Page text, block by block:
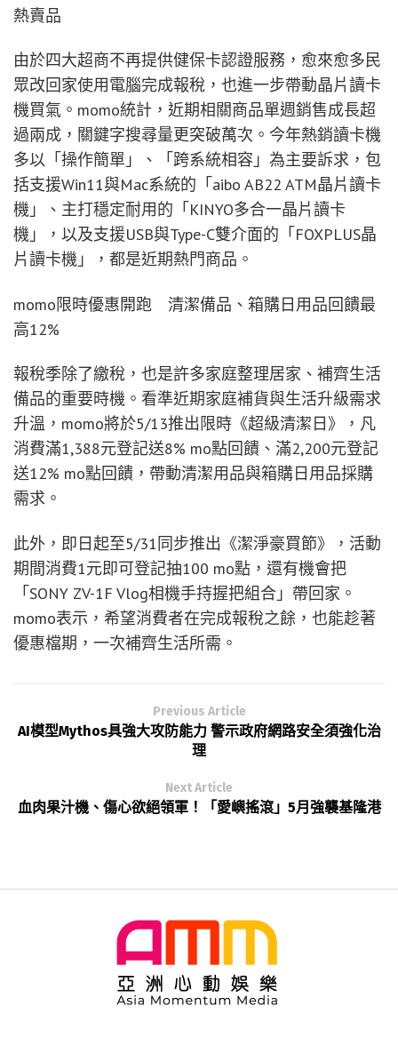
熱賣品
由於四大超商不再提供健保卡認證服務，愈來愈多民
眾改回家使用電腦完成報稅，也進一步帶動晶片讀卡
機買氣。momo統計，近期相關商品單週銷售成長超
過兩成，關鍵字搜尋量更突破萬次。今年熱銷讀卡機
多以「操作簡單」、「跨系統相容」為主要訴求，包
括支援Win11與Mac系統的「aibo AB22 ATM晶片讀卡
機」、主打穩定耐用的「KINYO多合一晶片讀卡
機」，以及支援USB與Type-C雙介面的「FOXPLUS晶
片讀卡機」，都是近期熱門商品。
momo限時優惠開跑 清潔備品、箱購日用品回饋最
高12%
報稅季除了繳稅，也是許多家庭整理居家、補齊生活
備品的重要時機。看準近期家庭補貨與生活升級需求
升溫，momo將於5/13推出限時《超級清潔日》，凡
消費滿1,388元登記送8% mo點回饋、滿2,200元登記
送12% mo點回饋，帶動清潔用品與箱購日用品採購
需求。
此外，即日起至5/31同步推出《潔淨豪買節》，活動
期間消費1元即可登記抽100 mo點，還有機會把
「SONY ZV-1F Vlog相機手持握把組合」帶回家。
momo表示，希望消費者在完成報稅之餘，也能趁著
優惠檔期，一次補齊生活所需。
Previous Article
AI模型Mythos具強大攻防能力 警示政府網路安全須強化治
理
Next Article
血肉果汁機、傷心欲絕領軍！「愛嶼搖滾」5月強襲基隆港